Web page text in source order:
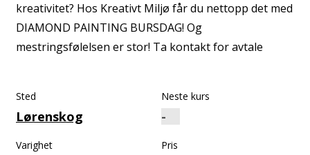
kreativitet? Hos Kreativt Miljø får du nettopp det med
DIAMOND PAINTING BURSDAG! Og
mestringsfølelsen er stor! Ta kontakt for avtale
Sted
Lørenskog
Neste kurs
Varighet Pris